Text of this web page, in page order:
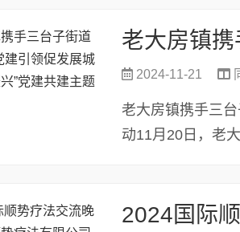
2024-11-21
老大房镇携手三
动11月20日，老